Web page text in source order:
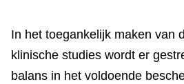
In het toegankelijk maken van
klinische studies wordt er
balans in het voldoende